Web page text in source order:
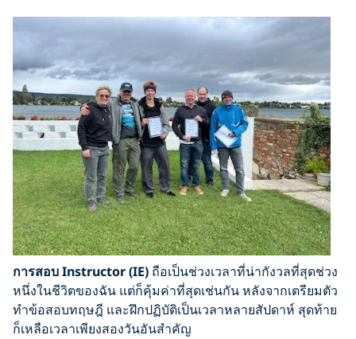
การสอบ Instructor (IE) ถือเป็นช่วงเวลาที่น่ากังวลที่สุดช่วง
หนึ่งในชีวิตของฉัน แต่ก็คุ้มค่าที่สุดเช่นกัน หลังจากเตรียมตัว
ทำข้อสอบทฤษฎี และฝึกปฏิบัติเป็นเวลาหลายสัปดาห์ สุดท้าย
ก็เหลือเวลาเพียงสองวันอันสำคัญ